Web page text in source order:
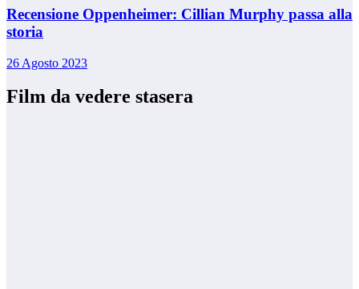
Recensione Oppenheimer: Cillian Murphy passa alla
storia
26 Agosto 2023
Film da vedere stasera